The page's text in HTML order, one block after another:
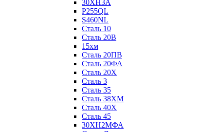
30ХН3А
P255QL
S460NL
Сталь 10
Сталь 20В
15хм
Сталь 20ПВ
Сталь 20ФА
Сталь 20Х
Сталь 3
Сталь 35
Сталь 38ХМ
Сталь 40Х
Сталь 45
30ХН2МФА